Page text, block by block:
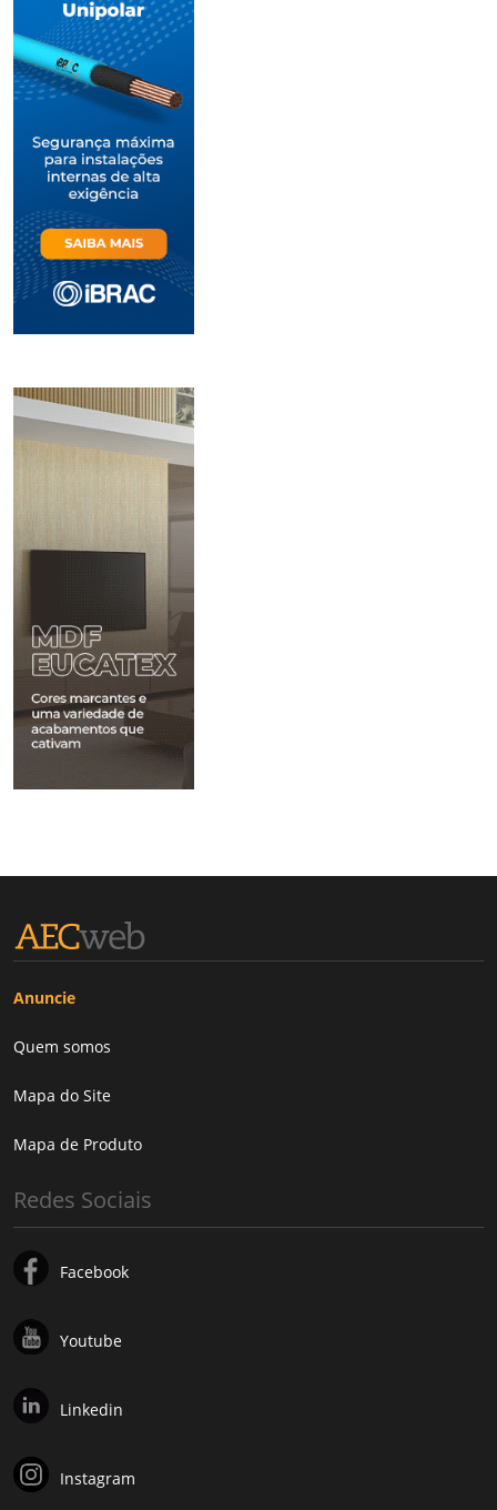
Anuncie
Quem somos
Mapa do Site
Mapa de Produto
Redes Sociais
Facebook
Youtube
Linkedin
Instagram